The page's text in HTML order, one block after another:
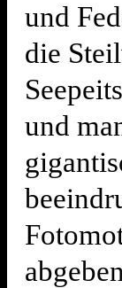
und
die
und